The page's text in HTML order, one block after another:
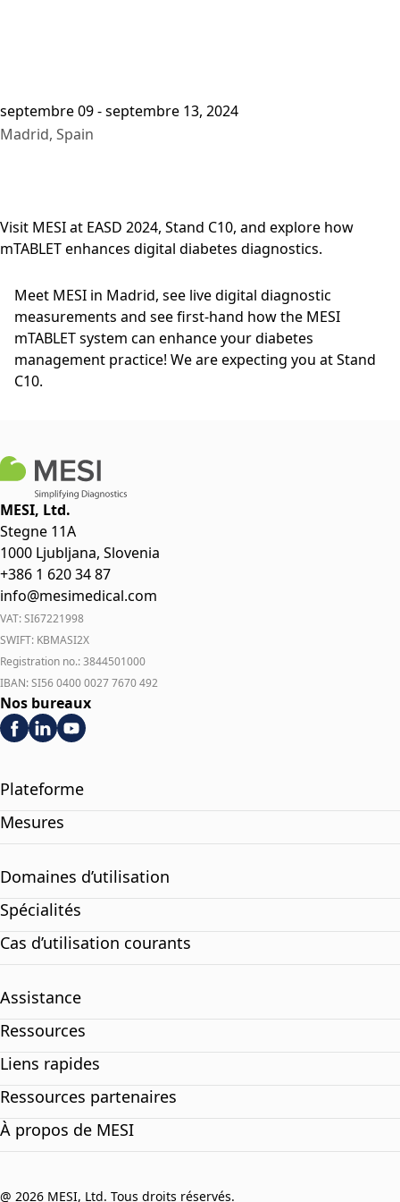
septembre 09 - septembre 13, 2024
Madrid, Spain
Visit MESI at EASD 2024, Stand C10, and explore how
mTABLET enhances digital diabetes diagnostics.
Meet MESI in Madrid, see live digital diagnostic
measurements and see first-hand how the MESI
mTABLET system can enhance your diabetes
management practice! We are expecting you at Stand
C10.
MESI, Ltd.
Stegne 11A
1000 Ljubljana, Slovenia
+386 1 620 34 87
info@mesimedical.com
VAT: SI67221998
SWIFT: KBMASI2X
Registration no.: 3844501000
IBAN: SI56 0400 0027 7670 492
Nos bureaux
Plateforme
Mesures
Domaines d’utilisation
Spécialités
Cas d’utilisation courants
Assistance
Ressources
Liens rapides
Ressources partenaires
À propos de MESI
@ 2026 MESI, Ltd. Tous droits réservés.